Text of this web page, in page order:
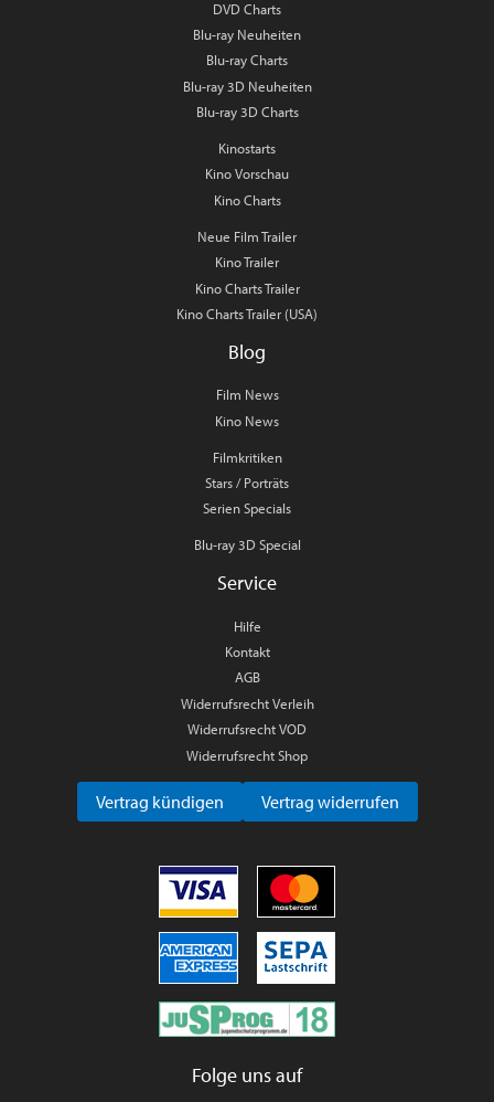
DVD Charts
Blu-ray Neuheiten
Blu-ray Charts
Blu-ray 3D Neuheiten
Blu-ray 3D Charts
Kinostarts
Kino Vorschau
Kino Charts
Neue Film Trailer
Kino Trailer
Kino Charts Trailer
Kino Charts Trailer (USA)
Blog
Film News
Kino News
Filmkritiken
Stars / Porträts
Serien Specials
Blu-ray 3D Special
Service
Hilfe
Kontakt
AGB
Widerrufsrecht Verleih
Widerrufsrecht VOD
Widerrufsrecht Shop
Vertrag kündigen Vertrag widerrufen
Folge uns auf